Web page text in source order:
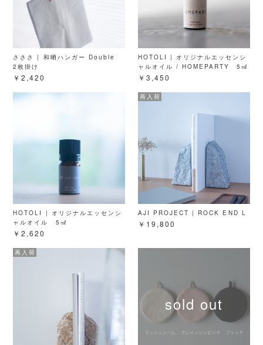
さささ | 和晒ハンガー Double
2枚掛け
￥2,420
HOTOLI | オリジナルエッセンシ
ャルオイル / HOMEPARTY 5㎖
￥3,450
HOTOLI | オリジナルエッセンシ
ャルオイル 5㎖
￥2,620
AJI PROJECT | ROCK END L
￥19,800